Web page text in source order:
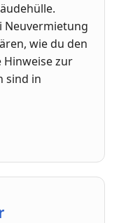
Neuvermietung
wie du den
Hinweise zur
sind in